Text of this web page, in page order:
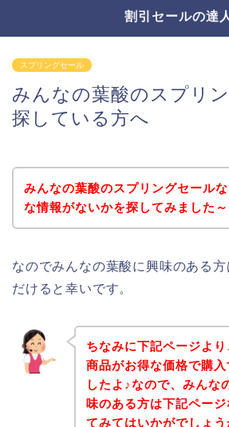
割引セールの達
スプリングセール
みんなの葉酸のスプリ
探している方へ
みんなの葉酸のスプリングセール
な情報がないかを探してみました～
なのでみんなの葉酸に興味のある
だけると幸いです。
ちなみに下記ページよ
商品がお得な価格で購
したよ♪なので、みんな
味のある方は下記ペー
てみてはいかがでしょう